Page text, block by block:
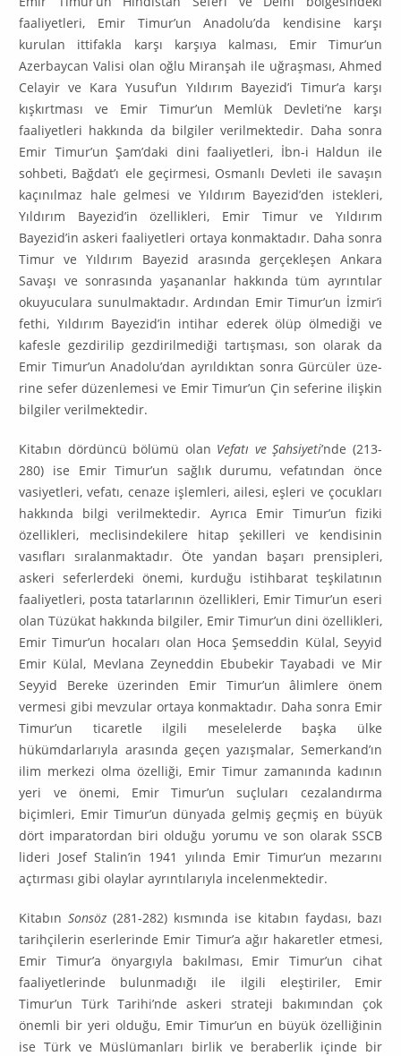
faaliyet­leri, Emir Timur’un Anadolu’da kendisine karşı
kurulan ittifakla karşı karşıya kal­ması, Emir Timur’un
Azerbaycan Valisi olan oğlu Miranşah ile uğraşması, Ahmed
Celayir ve Kara Yusuf’un Yıldırım Bayezid’i Timur’a karşı
kışkırtması ve Emir Timur’un Memlük Devleti’ne karşı
faaliyetleri hakkında da bilgiler verilmektedir. Daha sonra
Emir Timur’un Şam’daki dini faaliyetleri, İbn-i Haldun ile
sohbeti, Bağ­dat’ı ele geçirmesi, Osmanlı Devleti ile savaşın
kaçınılmaz hale gelmesi ve Yıl­dırım Bayezid’den istekleri,
Yıldırım Bayezid’in özellikleri, Emir Timur ve Yıldırım
Bayezid’in askeri faaliyetleri ortaya kon­maktadır. Daha sonra
Timur ve Yıldırım Ba­yezid arasında gerçekleşen Ankara
Savaşı ve sonrasında yaşananlar hakkında tüm ayrıntılar
okuyuculara sunul­maktadır. Ardından Emir Timur’un İzmir’i
fethi, Yıldı­rım Bayezid’in intihar ederek ölüp ölmediği ve
kafesle gezdirilip gezdirilme­diği tar­tışması, son ola­rak da
Emir Timur’un Anadolu’dan ayrıldıktan sonra Gür­cüler üze­
rine sefer düzenlemesi ve Emir Timur’un Çin seferine ilişkin
bilgiler verilmektedir.
Kitabın dördüncü bölümü olan Vefatı ve Şahsiyeti’nde (213-
280) ise Emir Timur’un sağlık durumu, vefatından önce
vasiyetleri, vefatı, cenaze işlemleri, ailesi, eşleri ve çocukları
hakkında bilgi verilmektedir. Ayrıca Emir Timur’un fiziki
özellikleri, meclisindekilere hitap şekilleri ve kendisinin
vasıfları sıralan­maktadır. Öte yandan başarı prensipleri,
askeri seferlerdeki önemi, kurduğu istihbarat teşkilatının
faaliyetleri, posta tatarlarının özellikleri, Emir Timur’un eseri
olan Tüzükat hakkında bilgiler, Emir Timur’un dini özellikleri,
Emir Timur’un hocaları olan Hoca Şemseddin Külal, Seyyid
Emir Külal, Mevlana Zeyneddin Ebubekir Tayabadi ve Mir
Seyyid Bereke üzerinden Emir Timur’un âlimlere önem
vermesi gibi mevzular ortaya konmaktadır. Daha sonra Emir
Timur’un ticaretle ilgili meselelerde başka ülke
hükümdarlarıyla arasında ge­çen yazışmalar, Semerkand’ın
ilim merkezi olma özelliği, Emir Timur zama­nın­da kadının
yeri ve önemi, Emir Timur’un suçluları cezalandırma
biçimleri, Emir Timur’un dünyada gelmiş geçmiş en büyük
dört imparatordan biri ol­duğu yorumu ve son olarak SSCB
lideri Josef Stalin’in 1941 yılında Emir Ti­mur’un mezarını
açtırması gibi olaylar ayrıntılarıyla incelenmektedir.
KitabınSonsöz (281-282) kısmında ise kitabın faydası, bazı
tarihçilerin eserlerinde Emir Timur’a ağır hakaretler etmesi,
Emir Timur’a önyargıyla ba­kılması, Emir Timur’un cihat
faaliyetlerinde bulunmadığı ile ilgili eleştiriler, Emir
Timur’un Türk Tarihi’nde askeri strateji bakımından çok
önemli bir yeri olduğu, Emir Timur’un en büyük özelliğinin
ise Türk ve Müslümanları birlik ve beraberlik içinde bir